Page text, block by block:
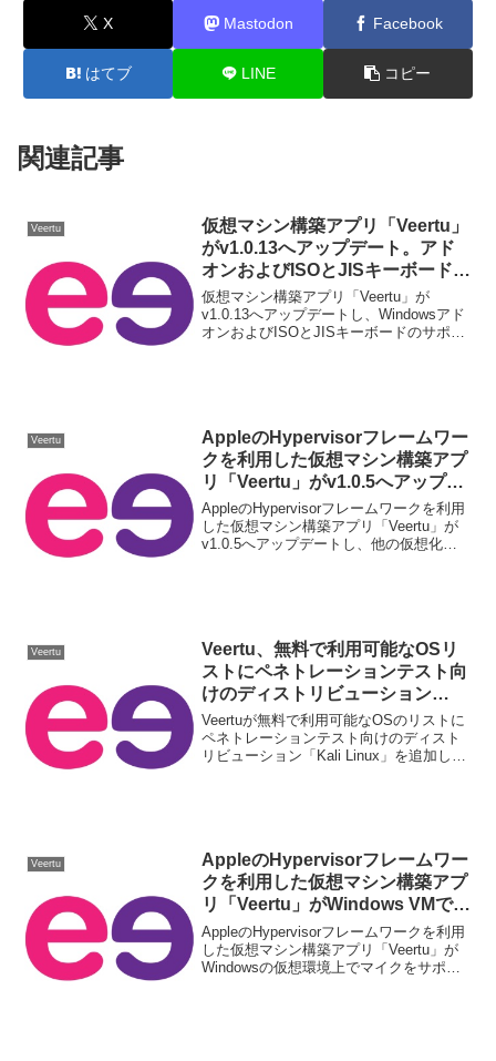
X Mastodon Facebook
はてブ LINE コピー
関連記事
Veertu
仮想マシン構築アプリ「Veertu」
がv1.0.13へアップデート。アド
オンおよびISOとJISキーボードの
サポートが改善。
仮想マシン構築アプリ「Veertu」が
v1.0.13へアップデートし、Windowsアド
オンおよびISOとJISキーボードのサポー
Veertu
AppleのHypervisorフレームワー
クを利用した仮想マシン構築アプ
リ「Veertu」がv1.0.5へアップデ
ート。他の仮想化アプリからイメ
ージをインポート可能に。
AppleのHypervisorフレームワークを利用
した仮想マシン構築アプリ「Veertu」が
v1.0.5へアップデートし、他の仮想化ア
Veertu
Veertu、無料で利用可能なOSリ
ストにペネトレーションテスト向
けのディストリビューション
「Kali Linux」を追加。
Veertuが無料で利用可能なOSのリストに
ペネトレーションテスト向けのディスト
リビューション「Kali Linux」を追加して
Veertu
AppleのHypervisorフレームワー
クを利用した仮想マシン構築アプ
リ「Veertu」がWindows VMでマ
イクをサポート。
AppleのHypervisorフレームワークを利用
した仮想マシン構築アプリ「Veertu」が
Windowsの仮想環境上でマイクをサポー